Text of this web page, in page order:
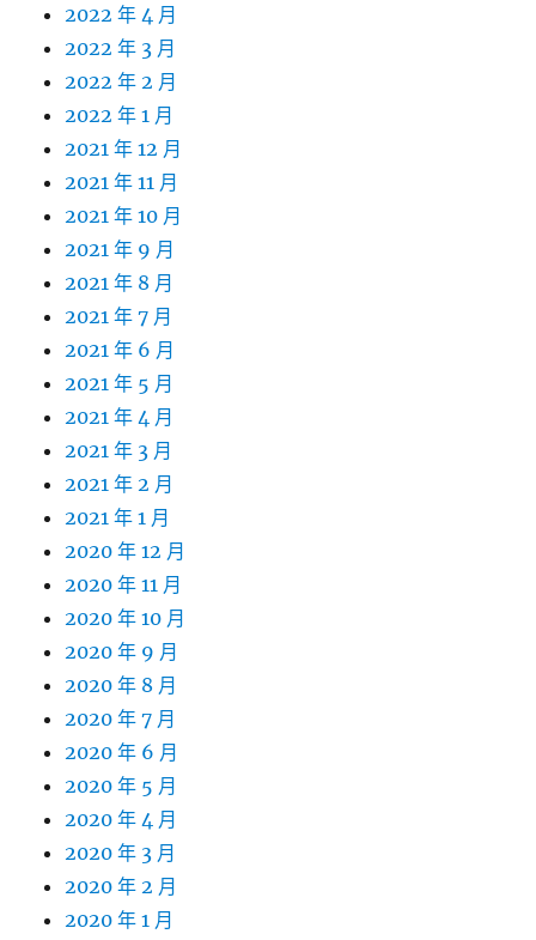
2022 年 4 月
2022 年 3 月
2022 年 2 月
2022 年 1 月
2021 年 12 月
2021 年 11 月
2021 年 10 月
2021 年 9 月
2021 年 8 月
2021 年 7 月
2021 年 6 月
2021 年 5 月
2021 年 4 月
2021 年 3 月
2021 年 2 月
2021 年 1 月
2020 年 12 月
2020 年 11 月
2020 年 10 月
2020 年 9 月
2020 年 8 月
2020 年 7 月
2020 年 6 月
2020 年 5 月
2020 年 4 月
2020 年 3 月
2020 年 2 月
2020 年 1 月